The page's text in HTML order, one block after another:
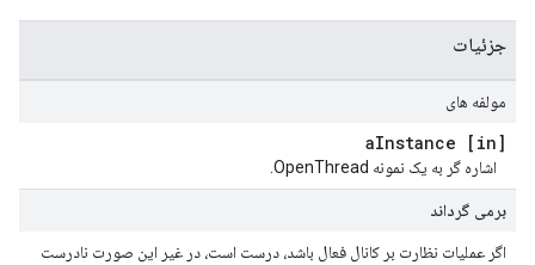
جزئیات
مولفه های
[in] a
Instance
اشاره گر به یک نمونه OpenThread.
برمی گرداند
اگر عملیات نظارت بر کانال فعال باشد، درست است، در غیر این صورت نادرست